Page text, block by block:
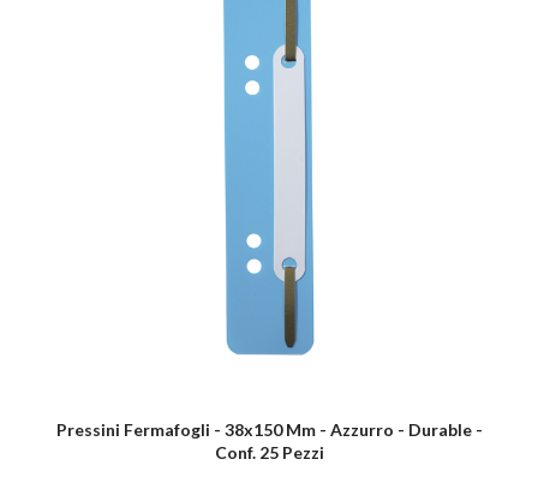
Pressini Fermafogli - 38x150 Mm - Azzurro - Durable -
Conf. 25 Pezzi